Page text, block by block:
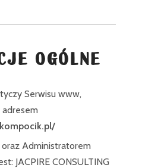
OGÓLNE
Serwisu www,
Administratorem
JACPIRE CONSULTING